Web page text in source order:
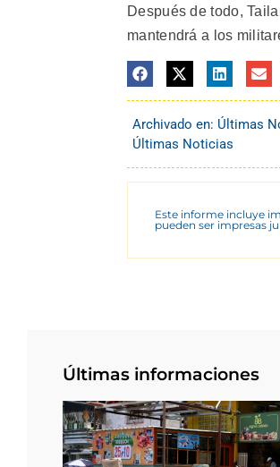
Después de todo,
mantendrá a los
Archivado en: Últimas
Últimas Noticias
Este informe incluye
pueden ser impresas
Últimas informaciones